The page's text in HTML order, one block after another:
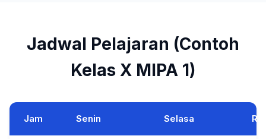
Jadwal Pelajaran (Contoh
Kelas X MIPA 1)
Jam Senin Selasa